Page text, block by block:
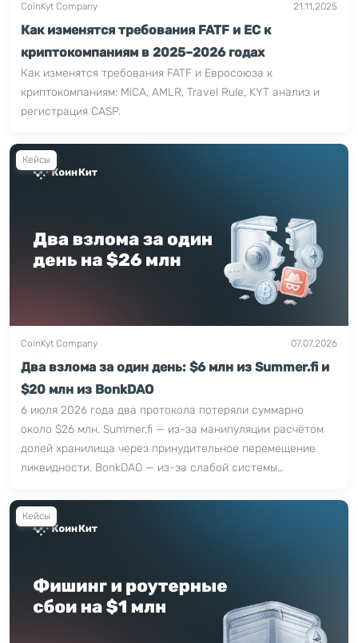
CoinKyt Company 21.11.2025
Как изменятся требования FATF и ЕС к
криптокомпаниям в 2025–2026 годах
Как изменятся требования FATF и Евросоюза к
криптокомпаниям: MiCA, AMLR, Travel Rule, KYT анализ и
регистрация CASP.
Кейсы
CoinKyt Company 07.07.2026
Два взлома за один день: $6 млн из Summer.fi и
$20 млн из BonkDAO
6 июля 2026 года два протокола потеряли суммарно
около $26 млн. Summer.fi — из-за манипуляции расчётом
долей хранилища через принудительное перемещение
ликвидности. BonkDAO — из-за слабой системы
Кейсы